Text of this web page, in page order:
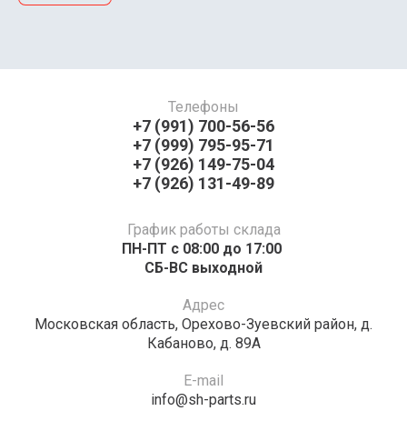
Телефоны
+7 (991) 700-56-56
+7 (999) 795-95-71
+7 (926) 149-75-04
+7 (926) 131-49-89
График работы склада
ПН-ПТ с 08:00 до 17:00 ​​​​​​
СБ-ВС выходной
Адрес
Московская область, Орехово-Зуевский район, д.
Кабаново, д. 89А
E-mail
info@sh-parts.ru